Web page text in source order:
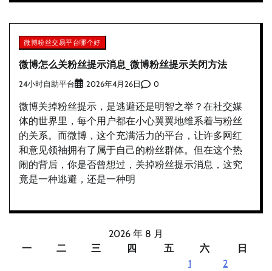
微博粉丝交易平台哪个好
微博怎么关粉丝提示消息_微博粉丝提示关闭方法
24小时自助平台 2026年4月26日 0
微博关掉粉丝提示，是逃避还是明智之举？在社交媒
体的世界里，每个用户都在小心翼翼地维系着与粉丝
的关系。而微博，这个充满活力的平台，让许多网红
和意见领袖拥有了属于自己的粉丝群体。但在这个热
闹的背后，你是否曾想过，关掉粉丝提示消息，这究
竟是一种逃避，还是一种明
2026 年 8 月
一
二 三 四 五 六
日
1
2